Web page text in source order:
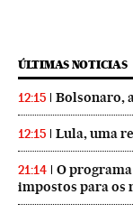
ÚLTIMAS NOTICIAS
12:15 Bolsonaro,
12:15 Lula, uma
21:14
O
impostos para os